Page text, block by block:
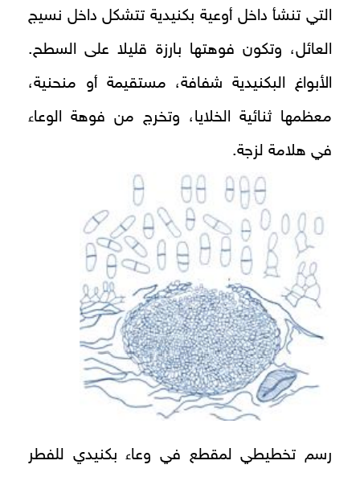
التي تنشأ داخل أوعية بكنيدية تتشكل داخل نسيج
العائل، وتكون فوهتها بارزة قليلا على السطح.
الأبواغ البكنيدية شفافة، مستقيمة أو منحنية،
معظمها ثنائية الخلايا، وتخرج من فوهة الوعاء
في هلامة لزجة.
رسم تخطيطي لمقطع في وعاء بكنيدي للفطر